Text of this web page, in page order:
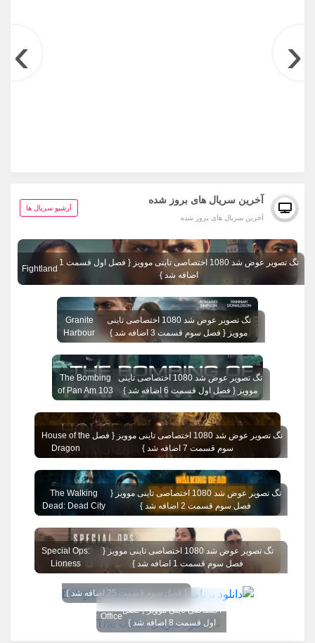
‹
›
آخرین سریال های بروز شده
آخرین سریال های بروز شده
آرشیو سریال ها
تگ تصویر عوض شد 1080 اختصاصی تاینی موویز { فصل اول قسمت 1
اضافه شد }
Fightland
تگ تصویر عوض شد 1080 اختصاصی تاینی
موویز { فصل سوم قسمت 3 اضافه شد }
Granite
Harbour
تگ تصویر عوض شد 1080 اختصاصی تاینی
موویز { فصل اول قسمت 6 اضافه شد }
The Bombing
of Pan Am 103
تگ تصویر عوض شد 1080 اختصاصی تاینی موویز { فصل
سوم قسمت 7 اضافه شد }
House of the
Dragon
تگ تصویر عوض شد 1080 اختصاصی تاینی موویز {
فصل سوم قسمت 2 اضافه شد }
The Walking
Dead: Dead City
تگ تصویر عوض شد 1080 اختصاصی تاینی موویز {
فصل سوم قسمت 1 اضافه شد }
Special Ops:
Lioness
{ فصل سوم قسمت 25 اضافه شد }
تگ تصویر عوض شد 1080
اختصاصی تاینی موویز { فصل
اول قسمت 8 اضافه شد }
The
Office